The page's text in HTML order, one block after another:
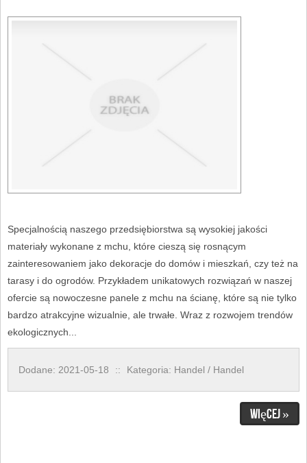
Specjalnością naszego przedsiębiorstwa są wysokiej jakości
materiały wykonane z mchu, które cieszą się rosnącym
zainteresowaniem jako dekoracje do domów i mieszkań, czy też na
tarasy i do ogrodów. Przykładem unikatowych rozwiązań w naszej
ofercie są nowoczesne panele z mchu na ścianę, które są nie tylko
bardzo atrakcyjne wizualnie, ale trwałe. Wraz z rozwojem trendów
ekologicznych...
Dodane: 2021-05-18 :: Kategoria: Handel / Handel
Więcej »